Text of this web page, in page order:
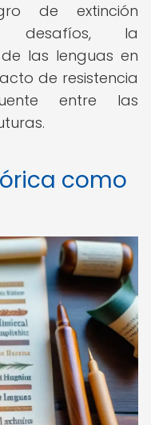
de extinción
desafíos, la
las lenguas en
de resistencia
entre las
como